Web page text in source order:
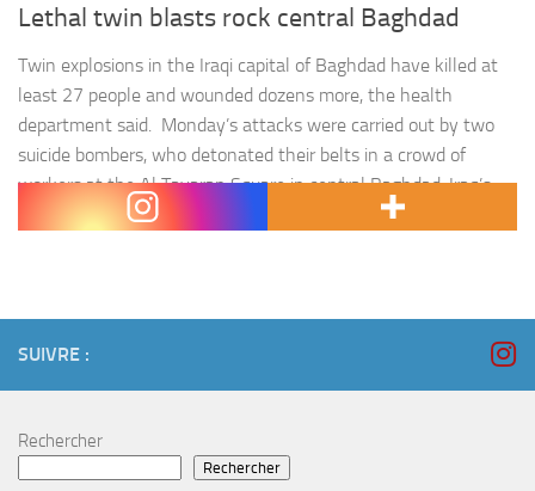
Lethal twin blasts rock central Baghdad
Twin explosions in the Iraqi capital of Baghdad have killed at
least 27 people and wounded dozens more, the health
department said. Monday’s attacks were carried out by two
suicide bombers, who detonated their belts in a crowd of
workers at the Al Tayaran Square in central Baghdad, Iraq’s
interior ministry spokesman Saad Maan said.…
SUIVRE :
Rechercher
Rechercher